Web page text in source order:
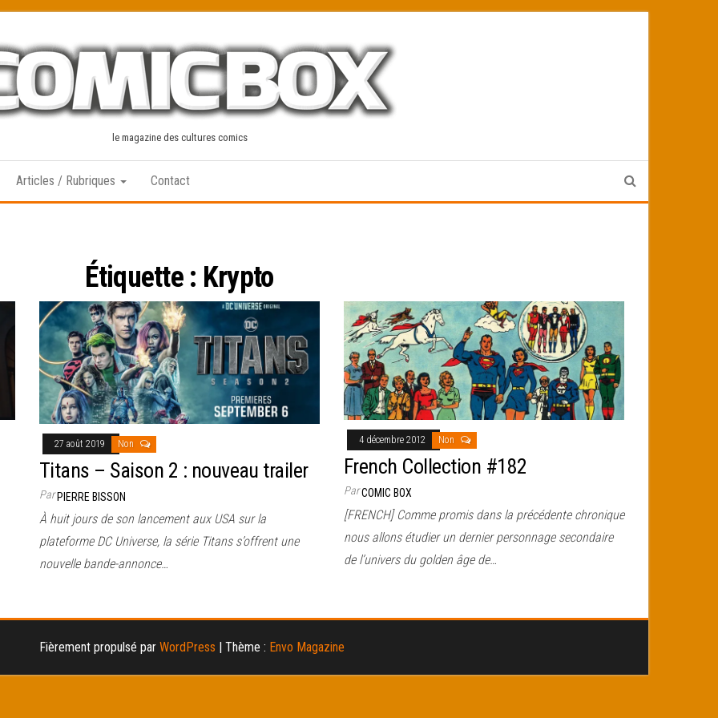
le magazine des cultures comics
Articles / Rubriques Contact
Étiquette : Krypto
27 août 2019 Non
Titans – Saison 2 : nouveau trailer
ParPIERRE BISSON
À huit jours de son lancement aux USA sur la
plateforme DC Universe, la série Titans s’offrent une
nouvelle bande-annonce…
4 décembre 2012 Non
French Collection #182
ParCOMIC BOX
[FRENCH] Comme promis dans la précédente chronique
nous allons étudier un dernier personnage secondaire
de l’univers du golden âge de…
Fièrement propulsé par WordPress | Thème : Envo Magazine